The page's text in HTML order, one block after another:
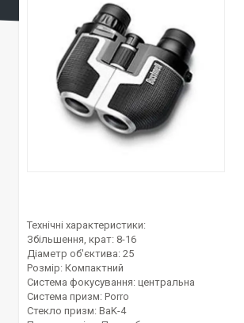
Технічні характеристики:
Збільшення, крат: 8-16
Діаметр об'єктива: 25
Розмір: Компактний
Система фокусування: центральна
Система призм: Porro
Стекло призм: BaK-4